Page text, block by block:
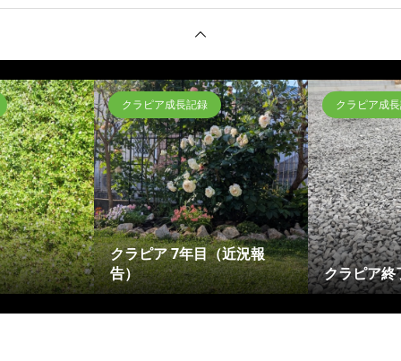
クラピア成長記録
クラピア 7年目（近況報
告）
クラピア成
クラピア終